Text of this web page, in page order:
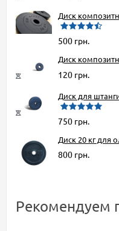
Диск
500 грн.
Диск
120 грн.
Диск для
750 грн.
Диск 20 кг для
800 грн.
Рекомендуем